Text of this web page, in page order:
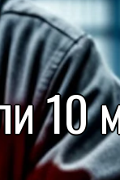
10